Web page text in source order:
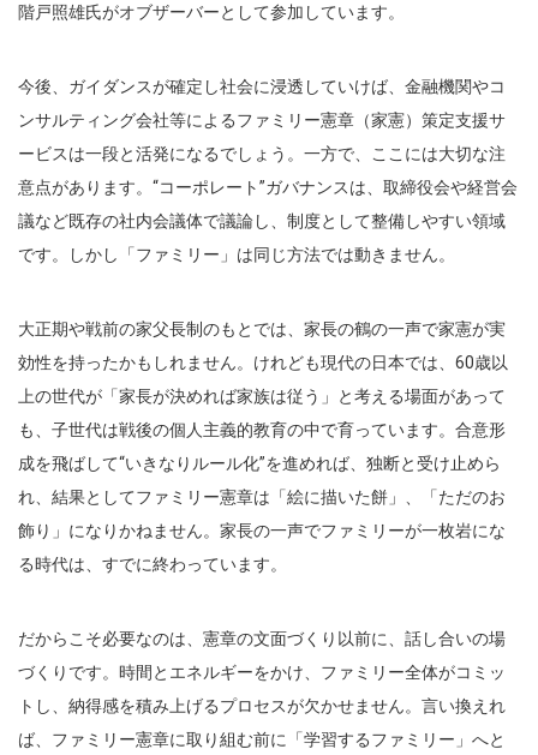
階戸照雄氏がオブザーバーとして参加しています。
今後、ガイダンスが確定し社会に浸透していけば、金融機関やコ
ンサルティング会社等によるファミリー憲章（家憲）策定支援サ
ービスは一段と活発になるでしょう。一方で、ここには大切な注
意点があります。“コーポレート”ガバナンスは、取締役会や経営会
議など既存の社内会議体で議論し、制度として整備しやすい領域
です。しかし「ファミリー」は同じ方法では動きません。
大正期や戦前の家父長制のもとでは、家長の鶴の一声で家憲が実
効性を持ったかもしれません。けれども現代の日本では、60歳以
上の世代が「家長が決めれば家族は従う」と考える場面があって
も、子世代は戦後の個人主義的教育の中で育っています。合意形
成を飛ばして“いきなりルール化”を進めれば、独断と受け止めら
れ、結果としてファミリー憲章は「絵に描いた餅」、「ただのお
飾り」になりかねません。家長の一声でファミリーが一枚岩にな
る時代は、すでに終わっています。
だからこそ必要なのは、憲章の文面づくり以前に、話し合いの場
づくりです。時間とエネルギーをかけ、ファミリー全体がコミッ
トし、納得感を積み上げるプロセスが欠かせません。言い換えれ
ば、ファミリー憲章に取り組む前に「学習するファミリー」へと